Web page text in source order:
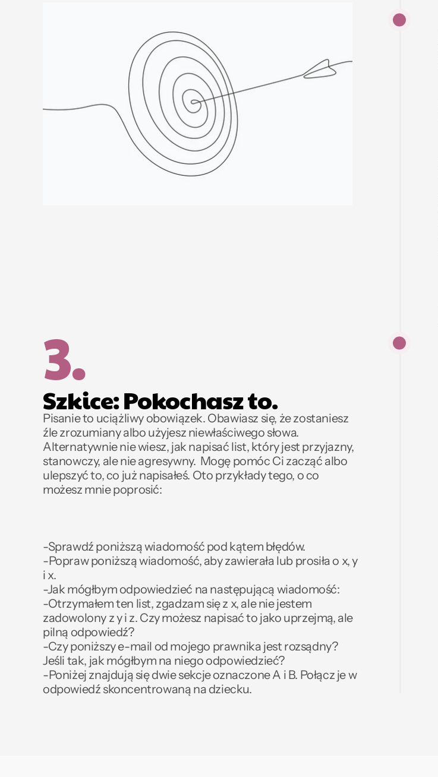
3.
Szkice: Pokochasz to.
Pisanie to uciążliwy obowiązek. Obawiasz się, że zostaniesz
źle zrozumiany albo użyjesz niewłaściwego słowa.
Alternatywnie nie wiesz, jak napisać list, który jest przyjazny,
stanowczy, ale nie agresywny.  Mogę pomóc Ci zacząć albo
ulepszyć to, co już napisałeś. Oto przykłady tego, o co
możesz mnie poprosić:
-Sprawdź poniższą wiadomość pod kątem błędów.
-Popraw poniższą wiadomość, aby zawierała lub prosiła o x, y
i x.
-Jak mógłbym odpowiedzieć na następującą wiadomość:
-Otrzymałem ten list, zgadzam się z x, ale nie jestem
zadowolony z y i z. Czy możesz napisać to jako uprzejmą, ale
pilną odpowiedź?
-Czy poniższy e-mail od mojego prawnika jest rozsądny?
Jeśli tak, jak mógłbym na niego odpowiedzieć?
-Poniżej znajdują się dwie sekcje oznaczone A i B. Połącz je w
odpowiedź skoncentrowaną na dziecku.